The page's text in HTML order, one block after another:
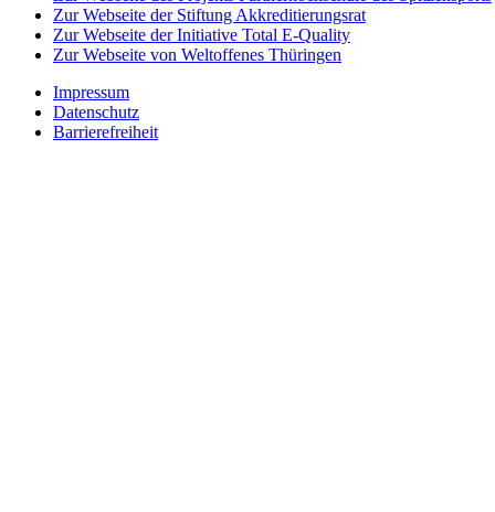
Zur Webseite der Stiftung Akkreditierungsrat
Zur Webseite der Initiative Total E-Quality
Zur Webseite von Weltoffenes Thüringen
Impressum
Datenschutz
Barrierefreiheit